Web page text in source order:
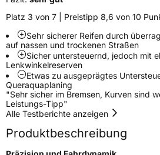
EU Label
EffizienzC
NasshaftungA
Rollgeräusch (Klasse)
Rollgeräusch (dB) 70
Platz 3 von 7 | Preistipp 8,6 von 10
Sehr sicherer Reifen durch
auf nassen und trockenen Straßen
Sicher untersteuernd, jedoch mit
Lenkwinkelreserven
Etwas zu ausgeprägtes
Queraquaplaning
"Sehr sicher im Bremsen, Kurven sind
Leistungs-Tipp"
Alle Testberichte anzeigen
Produktbeschreibung